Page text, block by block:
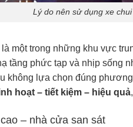
Lý do nên sử dụng xe
một trong những khu vực
tầng phức tạp và nhịp sống
không lựa chọn đúng
hoạt – tiết kiệm – hiệu quả
– nhà cửa san sát